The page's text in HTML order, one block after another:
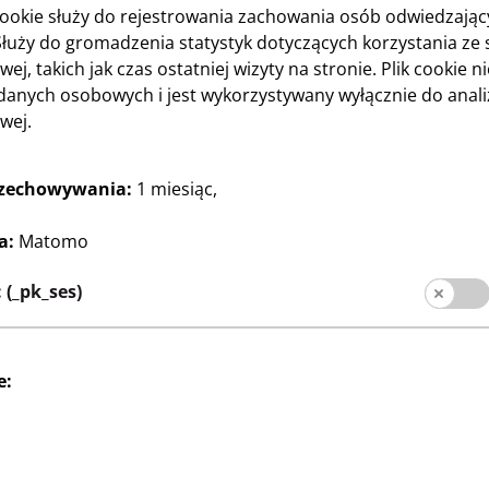
klienta
Media
służy do rejestrowania zachowania osób
do gromadzenia statystyk dotyczących korzystania ze
takich jak czas ostatniej wizyty na stronie. Plik cookie
osobowych i jest wykorzystywany wyłącznie do
1 miesiąc,
Matomo